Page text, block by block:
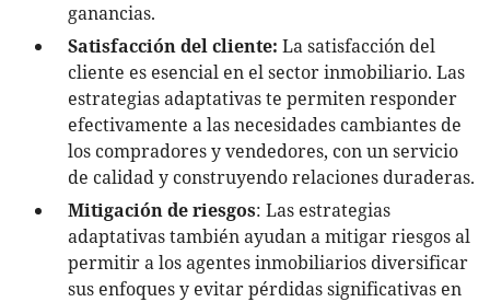
ganancias.
Satisfacción del cliente: La satisfacción del
cliente es esencial en el sector inmobiliario. Las
estrategias adaptativas te permiten responder
efectivamente a las necesidades cambiantes de
los compradores y vendedores, con un servicio
de calidad y construyendo relaciones duraderas.
Mitigación de riesgos: Las estrategias
adaptativas también ayudan a mitigar riesgos al
permitir a los agentes inmobiliarios diversificar
sus enfoques y evitar pérdidas significativas en